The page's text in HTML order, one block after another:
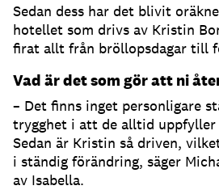
Sedan dess har det blivit
hotellet som drivs av Kristin
firat allt från bröllopsdagar till
Vad är det som gör att ni
– Det finns inget personligare
trygghet i att de alltid uppfyller
Sedan är Kristin så driven,
i ständig förändring, säger
av Isabella.